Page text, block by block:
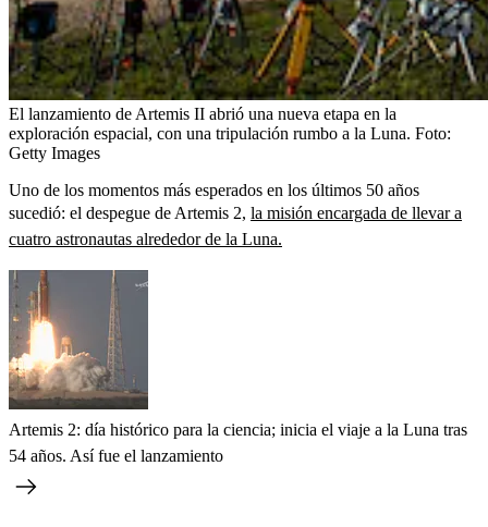
El lanzamiento de Artemis II abrió una nueva etapa en la
exploración espacial, con una tripulación rumbo a la Luna. Foto:
Getty Images
Uno de los momentos más esperados en los últimos 50 años
sucedió: el despegue de Artemis 2, la misión encargada de llevar a
cuatro astronautas alrededor de la Luna.
Artemis 2: día histórico para la ciencia; inicia el viaje a la Luna tras
54 años. Así fue el lanzamiento